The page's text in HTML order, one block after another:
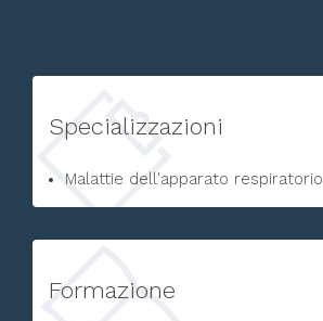
Specializzazioni
Malattie dell'apparato respiratorio
Formazione